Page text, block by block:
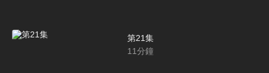
第21集
11分鐘